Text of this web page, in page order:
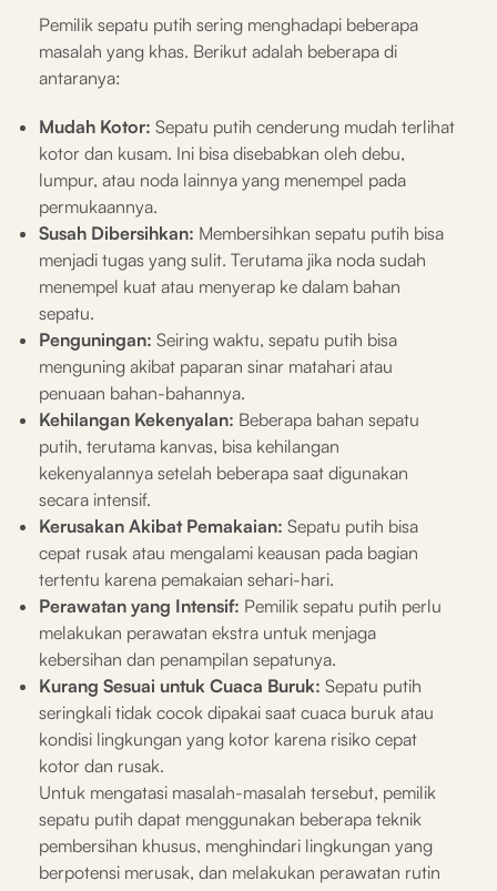
Pemilik sepatu putih sering menghadapi beberapa
masalah yang khas. Berikut adalah beberapa di
antaranya:
Mudah Kotor: Sepatu putih cenderung mudah terlihat
kotor dan kusam. Ini bisa disebabkan oleh debu,
lumpur, atau noda lainnya yang menempel pada
permukaannya.
Susah Dibersihkan: Membersihkan sepatu putih bisa
menjadi tugas yang sulit. Terutama jika noda sudah
menempel kuat atau menyerap ke dalam bahan
sepatu.
Penguningan: Seiring waktu, sepatu putih bisa
menguning akibat paparan sinar matahari atau
penuaan bahan-bahannya.
Kehilangan Kekenyalan: Beberapa bahan sepatu
putih, terutama kanvas, bisa kehilangan
kekenyalannya setelah beberapa saat digunakan
secara intensif.
Kerusakan Akibat Pemakaian: Sepatu putih bisa
cepat rusak atau mengalami keausan pada bagian
tertentu karena pemakaian sehari-hari.
Perawatan yang Intensif: Pemilik sepatu putih perlu
melakukan perawatan ekstra untuk menjaga
kebersihan dan penampilan sepatunya.
Kurang Sesuai untuk Cuaca Buruk: Sepatu putih
seringkali tidak cocok dipakai saat cuaca buruk atau
kondisi lingkungan yang kotor karena risiko cepat
kotor dan rusak.
Untuk mengatasi masalah-masalah tersebut, pemilik
sepatu putih dapat menggunakan beberapa teknik
pembersihan khusus, menghindari lingkungan yang
berpotensi merusak, dan melakukan perawatan rutin